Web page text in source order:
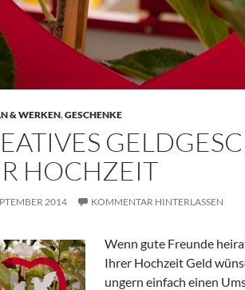
& WERKEN,GESCHENKE
HOCHZEIT
2014 KOMMENTAR HINTERLASSEN
Wenn gute Freunde
Ihrer Hochzeit Geld
ungern einfach einen